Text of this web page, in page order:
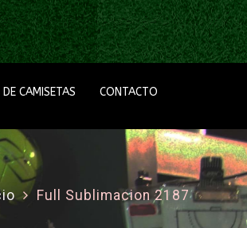
CAMISETAS CONTACTO
Full Sublimacion 2187